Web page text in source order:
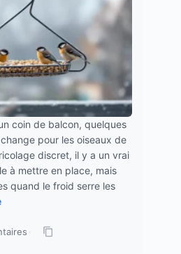
coin de balcon, quelques
pour les oiseaux de
discret, il y a un vrai
à mettre en place, mais
quand le froid serre les
·